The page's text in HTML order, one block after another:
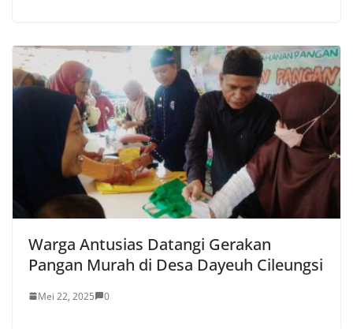
Warga Antusias Datangi Gerakan
Pangan Murah di Desa Dayeuh Cileungsi
Mei 22, 2025 0